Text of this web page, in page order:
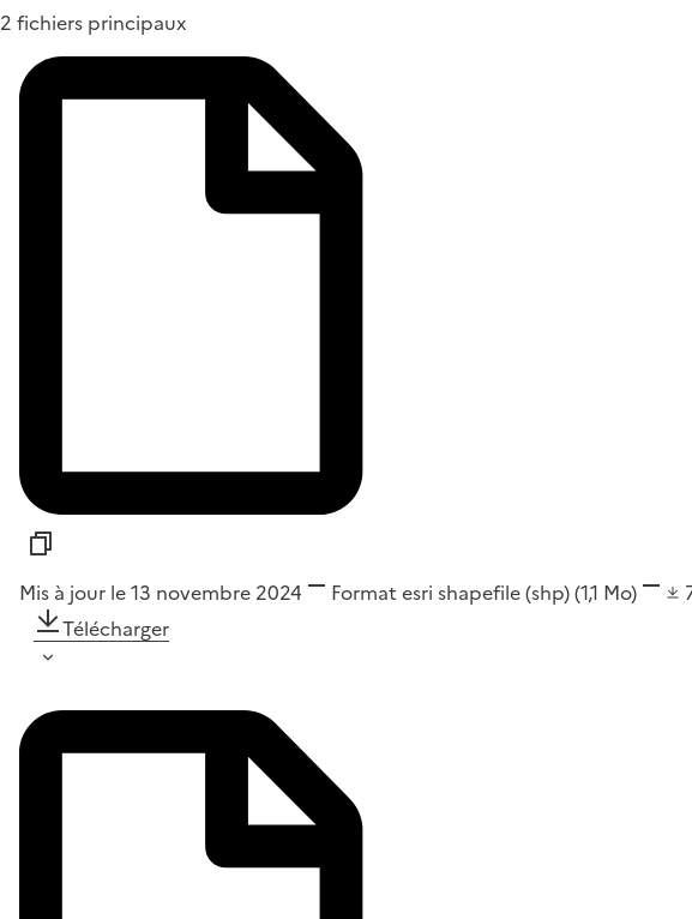
2 fichiers principaux
Mis à jour le 13 novembre 2024 Format esri shapefile (shp)(1,1 Mo)
Télécharger